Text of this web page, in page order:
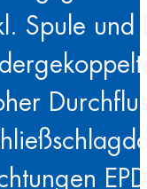
Spule und